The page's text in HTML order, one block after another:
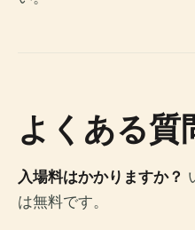
よくある質
入場料はかかりますか？
は無料です。